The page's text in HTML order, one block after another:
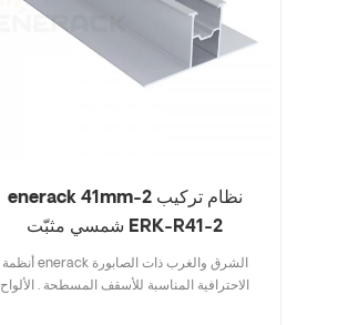
enerack 41mm-2 نظام تركيب
شمسي مثبّت ERK-R41-2
أنظمة enerack الشرق والغرب ذات الصابورة
الاحترافية المناسبة للأسقف المسطحة . الألواح